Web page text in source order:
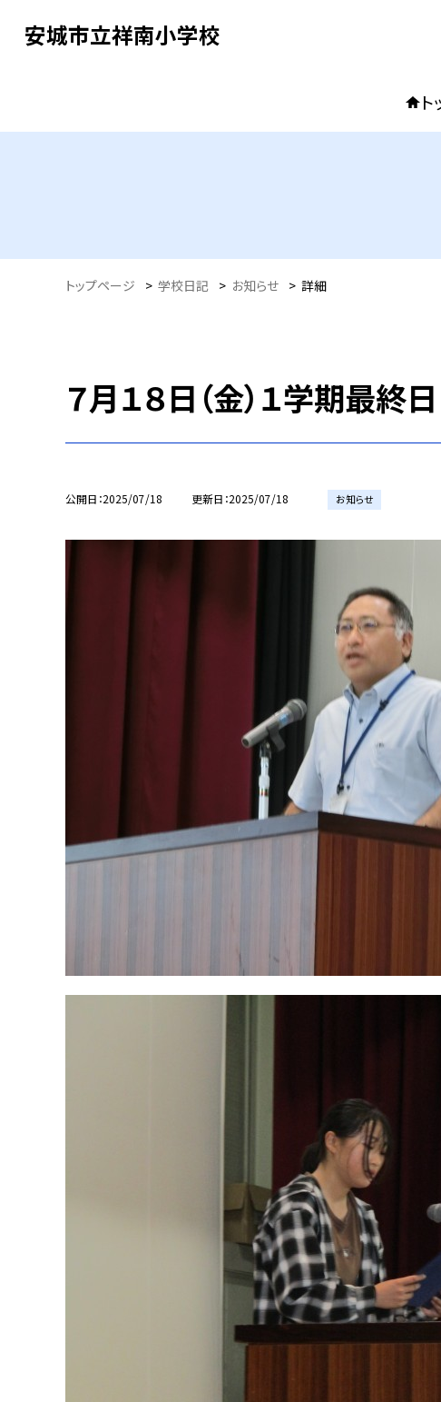
安城市立祥南小学校
トップページ > 学校日記 > お知らせ > 詳細
７月１８日（金）１学期最終日
公開日 2025/07/18 更新日 2025/07/18 お知らせ